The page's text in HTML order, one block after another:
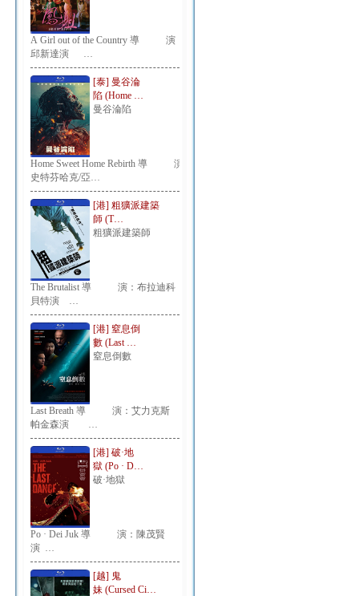
A Girl out of the Country 導 演：
邱新達演 …
[泰] 曼谷淪
陷 (Home …
曼谷淪陷
Home Sweet Home Rebirth 導 演：
史特芬哈克/亞…
[港] 粗獷派建築
師 (T…
粗獷派建築師
The Brutalist 導 演：布拉迪科
貝特演 …
[港] 窒息倒
數 (Last …
窒息倒數
Last Breath 導 演：艾力克斯
帕金森演 …
[港] 破·地
獄 (Po · D…
破·地獄
Po · Dei Juk 導 演：陳茂賢
演 …
[越] 鬼
妹 (Cursed Ci…